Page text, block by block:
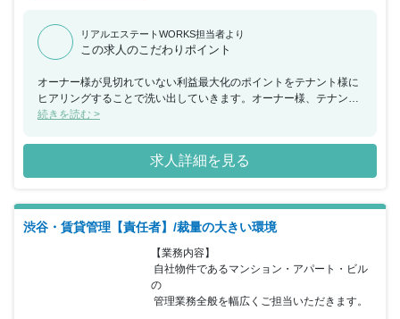
リアルエステートWORKS担当者より
この求人のこだわりポイント
オーナー様が見切れていない利益最大化のポイントをテナント様に
ヒアリングすることで洗い出していきます。オーナー様、テナント
様、両面の信頼関係がなければ本質的な悩みを解決できないため、
め、コミュニケーション能力だけではなく、短い時間の中で的確に
物事をとらえてディスカッションができるかが重要になるでしょ
う。 テナント様の悩みが解決すればテナント様にも喜んで頂けます
でいただけ、感謝される業務でもありますのでやりがいを感じるこ
とができるでしょう。
続きを読む >
求人詳細を見る
渋谷・賃貸管理【責任者】/裁量の大きい環境
【業務内容】
の